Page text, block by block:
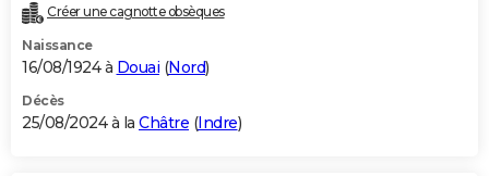
Créer une cagnotte obsèques
Naissance
16/08/1924 à Douai (Nord)
Décès
25/08/2024 à la Châtre (Indre)